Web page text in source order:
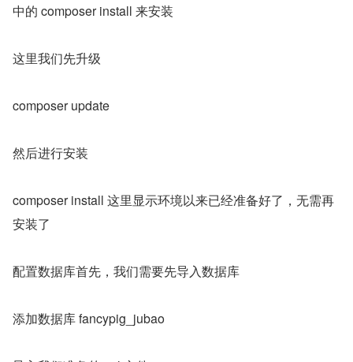
中的 composer install 来安装
这里我们先升级
composer update
然后进行安装
composer install 这里显示环境以来已经准备好了，无需再
安装了
配置数据库首先，我们需要先导入数据库
添加数据库 fancypig_jubao